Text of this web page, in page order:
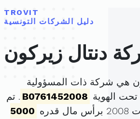
TROVIT
دليل الشركات التونسية
دنتال زيركون
هي شركة ذات المسؤولية
الهوية B0761452008 . تم
5000